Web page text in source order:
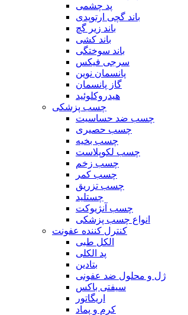
پد چشمی
باند گچی ارتوپدی
باند زیر گچ
باند کشی
باند سوختگی
سرجی فیکس
پانسمان نوین
گاز پانسمان
هیدروکلوئید
چسب پزشکی
چسب ضد حساسیت
چسب حصیری
چسب بخیه
چسب لکوپلاست
چسب زخم
چسب کمر
چسب تزریق
چستلید
چسب آنژیوکت
انواع چسب پزشکی
کنترل کننده عفونت
الکل طبی
پد الکلی
بتادین
ژل و محلول ضد عفونی
سیفتی باکس
اریگاتور
کرم و پماد